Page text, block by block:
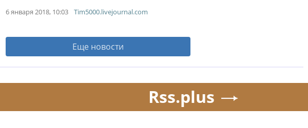
6 января 2018, 10:03 Tim5000.livejournal.com
Еще новости
Rss.plus